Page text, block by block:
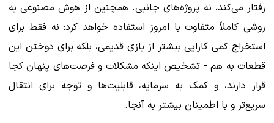
رفتار می‌کند، نه پروژه‌های جانبی. همچنین از هوش مصنوعی به
روشی کاملاً متفاوت با امروز استفاده خواهد کرد: نه فقط برای
استخراج کمی کارایی بیشتر از بازی قدیمی، بلکه برای دوختن این
قطعات به هم - تشخیص اینکه مشکلات و فرصت‌های پنهان کجا
قرار دارند، و کمک به سرمایه، قابلیت‌ها و توجه برای انتقال
سریع‌تر و با اطمینان بیشتر به آنجا.